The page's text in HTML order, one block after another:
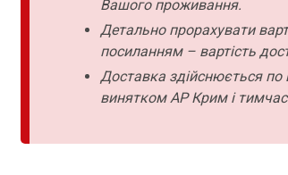
Вашого проживання.
Детально прорахувати
посиланням – вартість
Доставка здійснюється по
винятком АР Крим і